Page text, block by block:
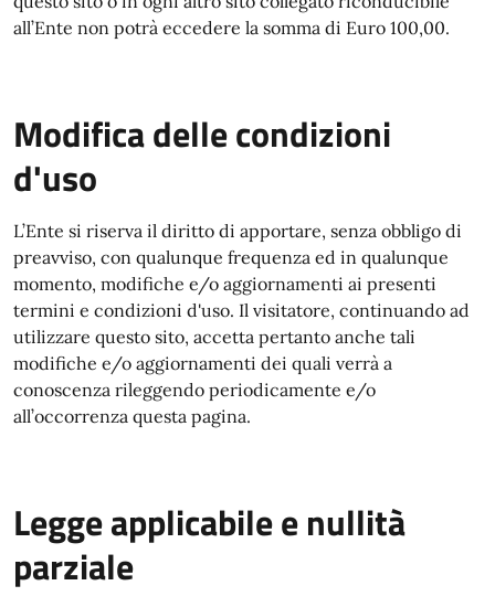
all’Ente non potrà eccedere la somma di Euro 100,00.
Modifica delle condizioni
d'uso
L’Ente si riserva il diritto di apportare, senza obbligo di
preavviso, con qualunque frequenza ed in qualunque
momento, modifiche e/o aggiornamenti ai presenti
termini e condizioni d'uso. Il visitatore, continuando ad
utilizzare questo sito, accetta pertanto anche tali
modifiche e/o aggiornamenti dei quali verrà a
conoscenza rileggendo periodicamente e/o
all’occorrenza questa pagina.
Legge applicabile e nullità
parziale